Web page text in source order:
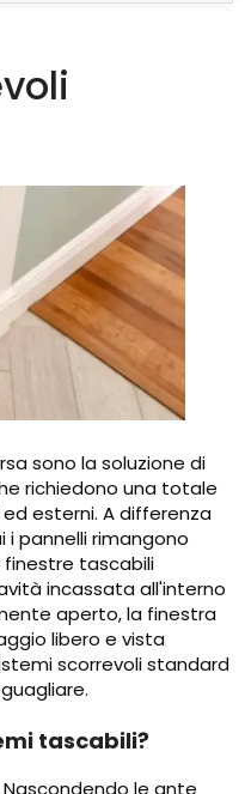
sono la soluzione di
richiedono una totale
esterni. A differenza
i pannelli rimangono
finestre tascabili
incassata all'interno
aperto, la finestra
libero e vista
scorrevoli standard
tascabili?
Nascondendo le ante